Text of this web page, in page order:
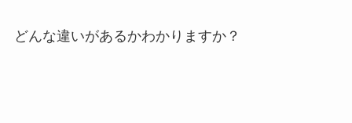
どんな違いがあるかわかりますか？